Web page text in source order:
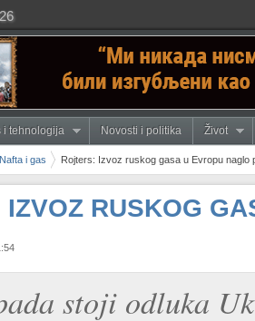
i tehnologija Novosti i politika Život
Nafta i gas Rojters: Izvoz ruskog gasa u Evropu naglo
IZVOZ RUSKOG
stoji odluka